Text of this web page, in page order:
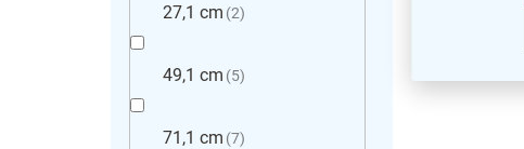
27,1 cm 2
49,1 cm 5
71,1 cm 7